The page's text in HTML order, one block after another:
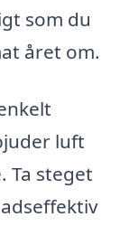
som du
året om.
luft
Ta steget